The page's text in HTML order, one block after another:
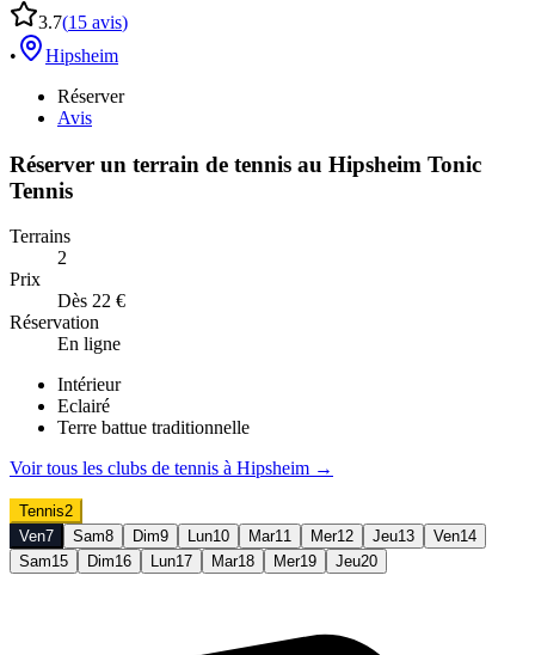
3.7(15 avis)
•
Hipsheim
Réserver
Avis
Réserver un terrain de tennis au Hipsheim Tonic
Tennis
Terrains
2
Prix
Dès 22 €
Réservation
En ligne
Intérieur
Eclairé
Terre battue traditionnelle
Voir tous les clubs de tennis à Hipsheim →
Tennis2
Ven7 Sam8 Dim9 Lun10 Mar11 Mer12 Jeu13 Ven14
Sam15 Dim16 Lun17 Mar18 Mer19 Jeu20